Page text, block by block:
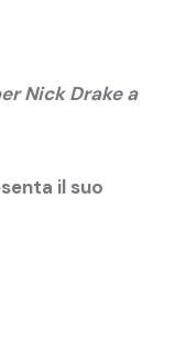
Nick Drake a
il suo